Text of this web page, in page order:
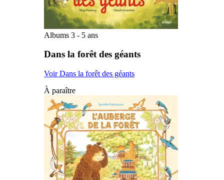
Albums 3 - 5 ans
Dans la forêt des géants
Voir Dans la forêt des géants
À paraître